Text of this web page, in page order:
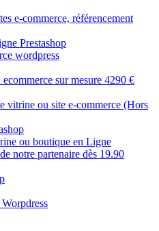
e-commerce, référencement
Prestashop
wordpress
sur mesure 4290 €
vitrine ou site e-commerce (Hors
ou boutique en Ligne
notre partenaire dès 19.90